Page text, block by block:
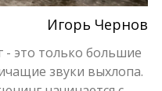
Игорь Чернов
это только большие
звуки выхлопа.